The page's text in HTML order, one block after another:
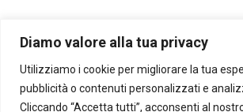
Diamo valore alla tua privacy
Utilizziamo i cookie per migliorare la tua
pubblicità o contenuti personalizzati e
Cliccando “Accetta tutti”, acconsenti al